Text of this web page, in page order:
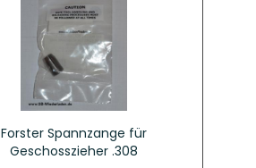
Forster Spannzange für
Geschosszieher .308